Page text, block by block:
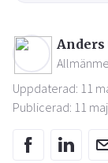
Uppdaterad: 11
Publicerad: 11